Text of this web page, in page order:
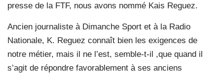
presse de la FTF, nous avons nommé Kais Reguez.
Ancien journaliste à Dimanche Sport et à la Radio
Nationale, K. Reguez connaît bien les exigences de
notre métier, mais il ne l’est, semble-t-il ,que quand il
s’agit de répondre favorablement à ses anciens